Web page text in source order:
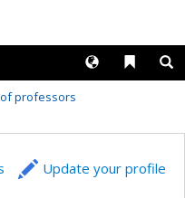
Liens
Langues
professors
Update your profile